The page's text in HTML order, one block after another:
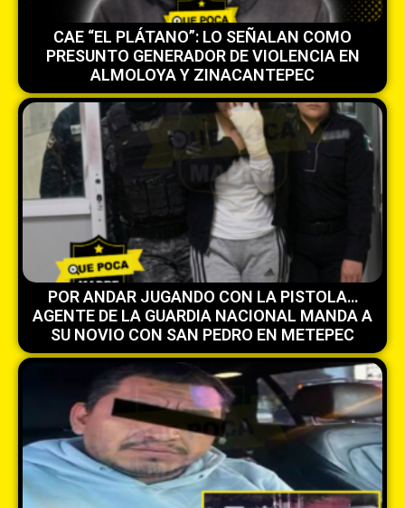
CAE “EL PLÁTANO”: LO SEÑALAN COMO
PRESUNTO GENERADOR DE VIOLENCIA EN
ALMOLOYA Y ZINACANTEPEC
POR ANDAR JUGANDO CON LA PISTOLA…
AGENTE DE LA GUARDIA NACIONAL MANDA A
SU NOVIO CON SAN PEDRO EN METEPEC